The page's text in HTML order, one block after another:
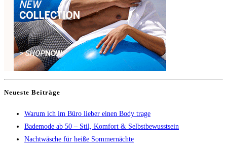
Neueste Beiträge
Warum ich im Büro lieber einen Body trage
Bademode ab 50 – Stil, Komfort & Selbstbewusstsein
Nachtwäsche für heiße Sommernächte